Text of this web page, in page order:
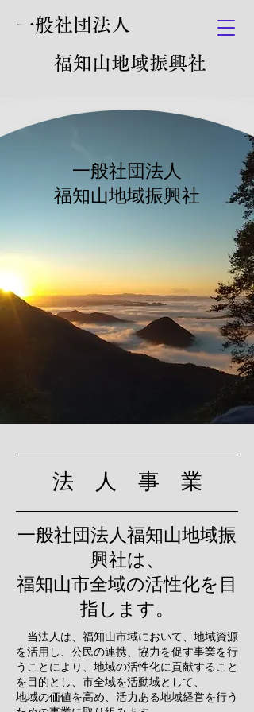
一般社団法人
福知山地域振興社
一般社団法人
​福知山地域振興社
法 人 事 業
一般社団法人福知山地域振
興社は、
​福知山市全域の活性化を目
指します。
当法人は、 福知山市域において、地域資源
を活用し、公民の連携、協力を促す事業を行
うことにより、地域の活性化に貢献すること
を目的とし、市全域を活動域として、
地域の価値を高め、活力ある地域経営を行う